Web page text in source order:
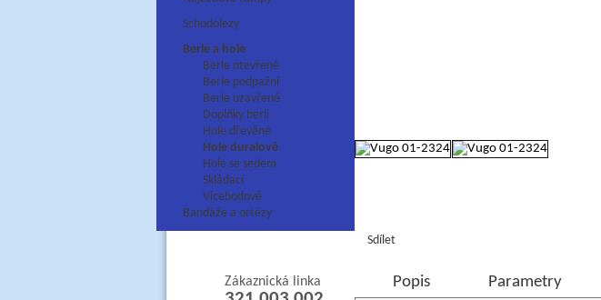
Schodolezy
Berle a hole
Berle otevřené
Berle podpažní
Berle uzavřené
Doplňky berlí
Hole dřevěné
Hole duralové
Hole se sedem
Skládací
Vícebodové
Bandáže a ortézy
Zákaznická linka
Sdílet
Popis Parametry